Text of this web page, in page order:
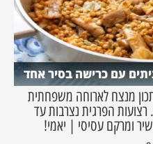
עם כרישה בסיר אחד
מנצח לארוחה משפחתית
הפרגית נצרבות עד
ומרקם עסיסי | יאמי!